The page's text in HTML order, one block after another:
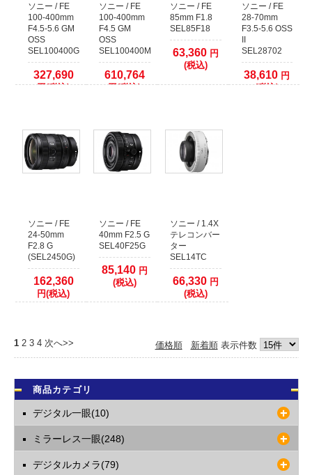
ソニー / FE
100-400mm
F4.5-5.6 GM
OSS
SEL100400GM
327,690
円(税込)
ソニー / FE
100-400mm
F4.5 GM
OSS
SEL100400MC
610,764
円(税込)
ソニー / FE
85mm F1.8
SEL85F18
63,360 円
(税込)
ソニー / FE
28-70mm
F3.5-5.6 OSS
II
SEL28702
38,610 円
(税込)
ソニー / FE
24-50mm
F2.8 G
(SEL2450G)
162,360
円(税込)
ソニー / FE
40mm F2.5 G
SEL40F25G
85,140円
(税込)
ソニー / 1.4X
テレコンバー
ター
SEL14TC
66,330 円
(税込)
価格順 新着順表示件数
1 2 3 4 次へ>>
商品カテゴリ
デジタル一眼(10)
ミラーレス一眼(248)
デジタルカメラ(79)